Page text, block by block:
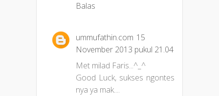
Balas
ummufathin.com 15
November 2013 pukul 21.04
Met milad Faris...^_^
Good Luck, sukses ngontes
nya ya mak....